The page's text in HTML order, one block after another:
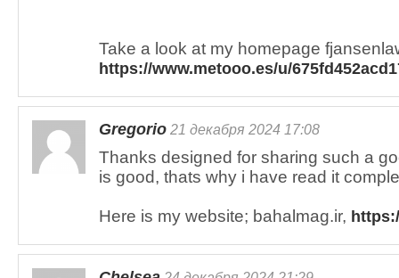
Take a look at my homepage
https://www.metooo.es/u/
Gregorio 21 декабря 2024 17:08
Thanks designed for sharing such a
is good, thats why i have read it
Here is my website; bahalmag.ir,